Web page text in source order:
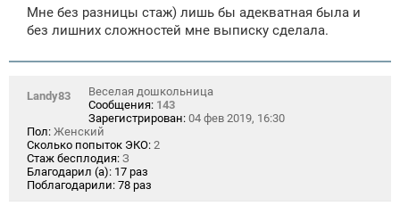
Мне без разницы стаж) лишь бы адекватная была и
без лишних сложностей мне выписку сделала.
Landy83
Веселая дошкольница
Сообщения: 143
Зарегистрирован: 04 фев 2019, 16:30
Пол: Женский
Сколько попыток ЭКО: 2
Стаж бесплодия: З
Благодарил (а): 17 раз
Поблагодарили: 78 раз